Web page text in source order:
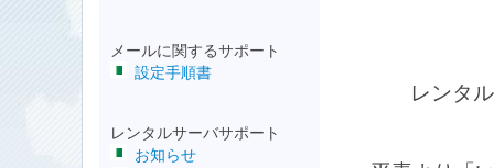
メールに関するサポート
設定手順書
レンタルサーバサポート
お知らせ
レンタ